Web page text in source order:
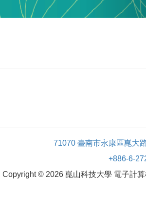
71070 臺南市永康區崑大
+886-6-
Copyright © 2026 崑山科技大學 電子計